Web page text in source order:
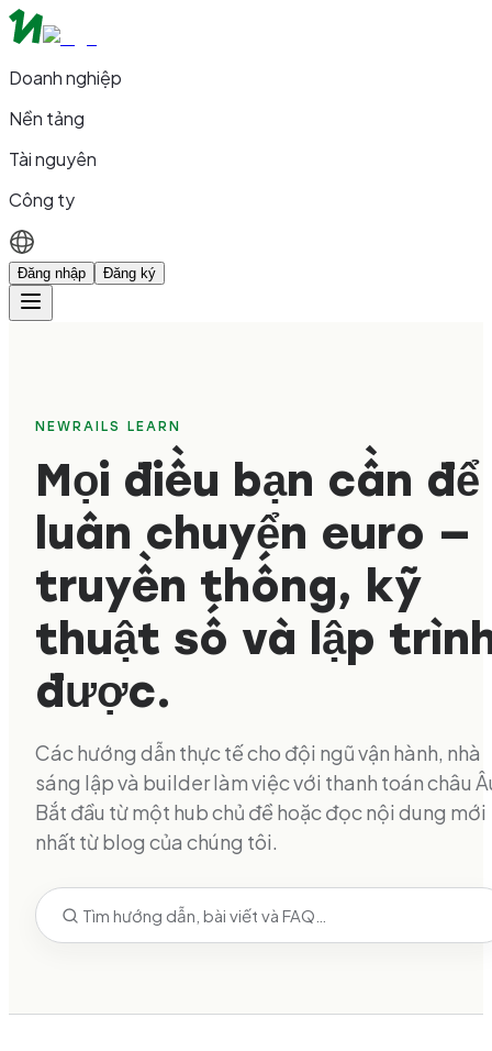
Doanh nghiệp
Nền tảng
Tài nguyên
Công ty
Đăng nhập Đăng ký
NEWRAILS LEARN
Mọi điều bạn cần để
luân chuyển euro —
truyền thống, kỹ
thuật số và lập
được.
Các hướng dẫn thực tế cho đội ngũ vận hành, nhà
sáng lập và builder làm việc với thanh toán châu
Bắt đầu từ một hub chủ đề hoặc đọc nội dung mới
nhất từ blog của chúng tôi.